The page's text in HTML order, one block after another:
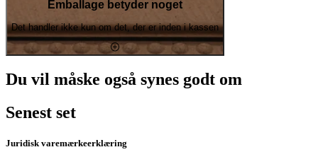
Emballage betyder noget
Det handler ikke kun om det, der er inden i kassen
Du vil måske også synes godt om
Senest set
Juridisk varemærkeerklæring